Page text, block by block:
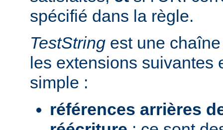
spécifié dans la règle.
TestString est une
les extensions suivantes
simple :
références arrières